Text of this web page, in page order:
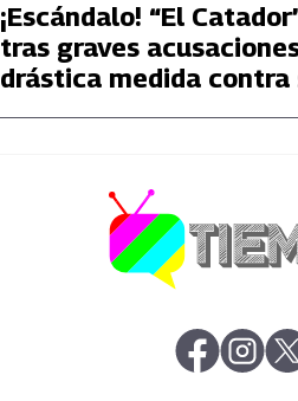
¡Escándalo! “El
tras graves
drástica medida contra
abre en